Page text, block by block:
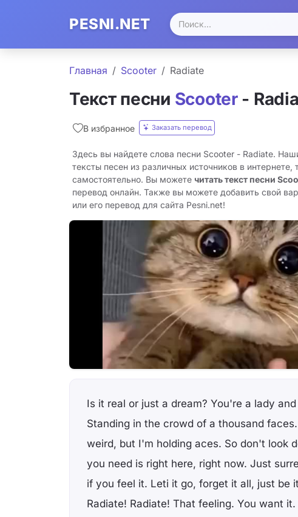
PESNI.NET
Главная Scooter Radiate
Текст песни Scooter-
В избранное Заказать перевод
Здесь вы найдете слова песни Scooter - Radiate.
тексты песен из различных источников в
самостоятельно. Вы можете читать текст песни
перевод онлайн. Также вы можете добавить свой
или его перевод для сайта Pesni.net!
Is it real or just a dream? You're a lady
Standing in the crowd of a thousand
weird, but I'm holding aces. So don't look
you need is right here, right now. Just
if you feel it. Leti it go, forget it all, just be
Radiate! Radiate! That feeling. You want